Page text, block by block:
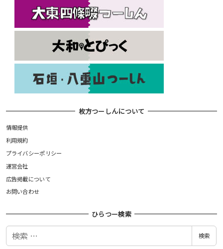
枚方つーしんについて
情報提供
利用規約
プライバシーポリシー
運営会社
広告掲載について
お問い合わせ
ひらつー検索
検
検索